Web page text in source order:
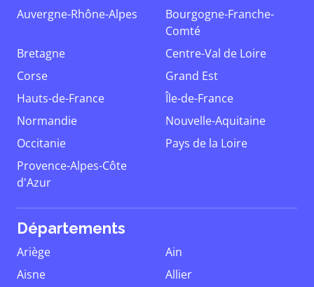
Auvergne-Rhône-Alpes
Bourgogne-Franche-
Comté
Bretagne
Centre-Val de Loire
Corse
Grand Est
Hauts-de-France
Île-de-France
Normandie
Nouvelle-Aquitaine
Occitanie
Pays de la Loire
Provence-Alpes-Côte
d'Azur
Départements
Ariège
Ain
Aisne
Allier